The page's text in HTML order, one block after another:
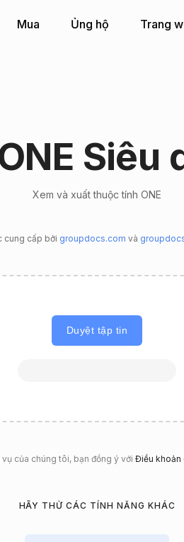
Mua Ủng hộ Trang
Siêu
Xem và xuất thuộc tính ONE
cung cấp bởi groupdocs.com và
Duyệt tập tin
của chúng tôi, bạn đồng ý với Điều khoản
HÃY THỬ CÁC TÍNH NĂNG KHÁC